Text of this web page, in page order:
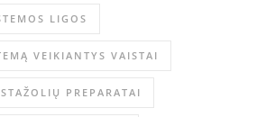
LIGOS
VEIKIANTYS VAISTAI
PREPARATAI